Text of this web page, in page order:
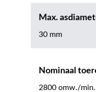
Max.
30 mm
Nominaal
2800 omw./min.